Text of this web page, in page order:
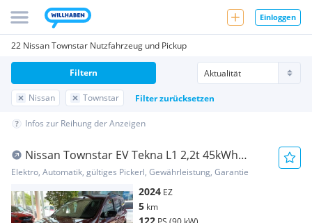
Einloggen
22 Nissan Townstar Nutzfahrzeug und Pickup
Nissan Townstar Filter zurücksetzen
Filtern
Infos zur Reihung der Anzeigen
Nissan Townstar EV Tekna L1 2,2t 45kWh
Transporter / Kastenwagen
Elektro, Automatik, gültiges Pickerl, Gewährleistung, Garantie
2024 EZ
5 km